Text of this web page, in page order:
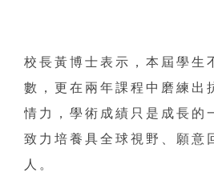
校長黃博士表示，本屆學生
數，更在兩年課程中磨練出
情力，學術成績只是成長的
致力培養具全球視野、願意
人。